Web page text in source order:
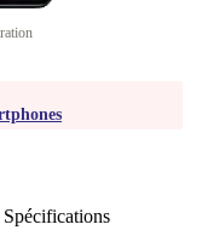
Spécifications